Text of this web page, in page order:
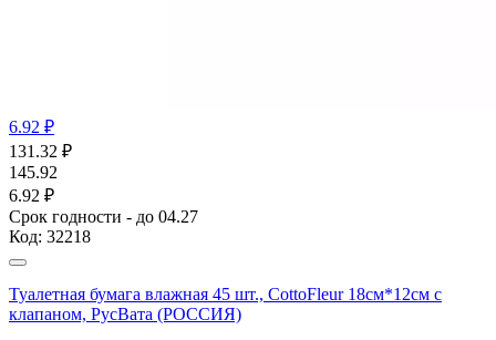
6.92 ₽
131.32 ₽
145.92
6.92 ₽
Срок годности - до 04.27
Код: 32218
Туалетная бумага влажная 45 шт., CottoFleur 18см*12см с
клапаном, РусВата (РОССИЯ)